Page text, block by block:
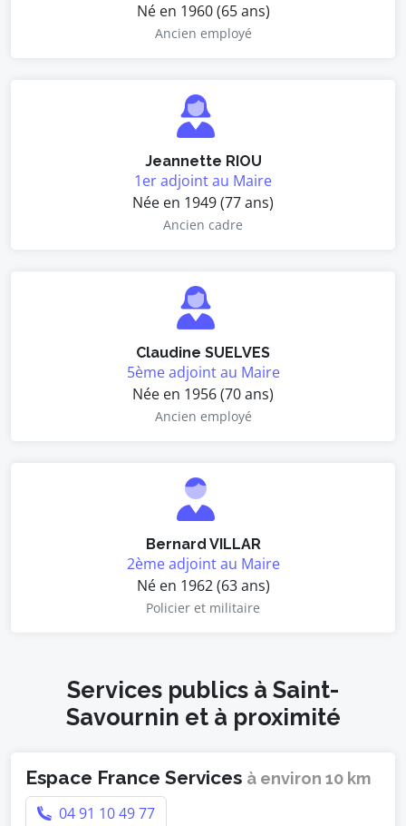
Né en 1960 (65 ans)
Ancien employé
Jeannette RIOU
1er adjoint au Maire
Née en 1949 (77 ans)
Ancien cadre
Claudine SUELVES
5ème adjoint au Maire
Née en 1956 (70 ans)
Ancien employé
Bernard VILLAR
2ème adjoint au Maire
Né en 1962 (63 ans)
Policier et militaire
Services publics à Saint-
Savournin et à proximité
Espace France Services à environ 10 km
04 91 10 49 77